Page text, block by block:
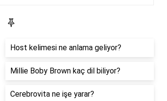
Host kelimesi ne anlama geliyor?
Millie Boby Brown kaç dil biliyor?
Cerebrovita ne işe yarar?